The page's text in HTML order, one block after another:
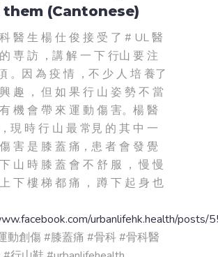
(Cantonese)
醫 生 楊 仕 俊 接 受 了 # UL 醫
専 訪 ，講 解 一 下 行山 要 注
。因 為 疫 情 ，不 少 人 培 養了
趣 ， 但 如 果 行 山 姿 勢 不 當
機 會 帶 來 運 動 傷 害。楊 醫
現 時 行 山 最 常見 的 其 中 一
害 是 膝 蓋 痛，患 者 會 發 覺
山 時 膝 蓋 會 不 舒 服 ， 慢 慢
下 樓 梯 都 痛 ， 蹲 下 起 身 也
urbanlifehk.health/
動創傷 #膝蓋痛 #骨科 #骨科醫